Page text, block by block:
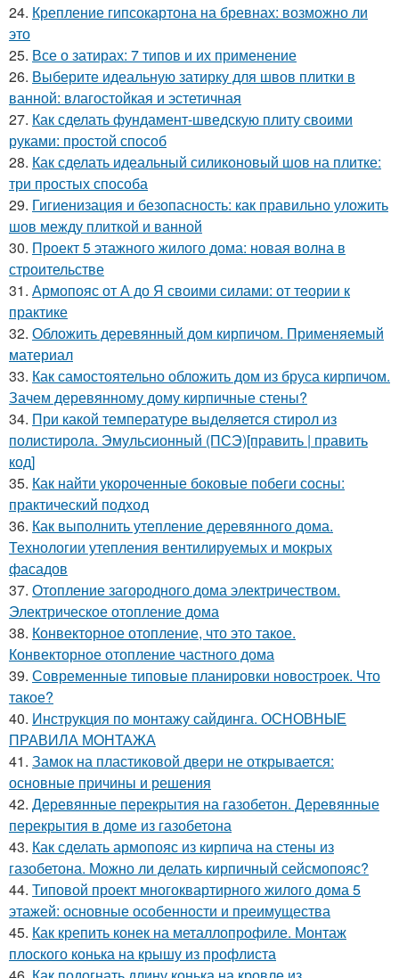
24. Крепление гипсокартона на бревнах: возможно ли
это
25. Все о затирах: 7 типов и их применение
26. Выберите идеальную затирку для швов плитки в
ванной: влагостойкая и эстетичная
27. Как сделать фундамент-шведскую плиту своими
руками: простой способ
28. Как сделать идеальный силиконовый шов на плитке:
три простых способа
29. Гигиенизация и безопасность: как правильно уложить
шов между плиткой и ванной
30. Проект 5 этажного жилого дома: новая волна в
строительстве
31. Армопояс от А до Я своими силами: от теории к
практике
32. Обложить деревянный дом кирпичом. Применяемый
материал
33. Как самостоятельно обложить дом из бруса кирпичом.
Зачем деревянному дому кирпичные стены?
34. При какой температуре выделяется стирол из
полистирола. Эмульсионный (ПСЭ)[править | править
код]
35. Как найти укороченные боковые побеги сосны:
практический подход
36. Как выполнить утепление деревянного дома.
Технологии утепления вентилируемых и мокрых
фасадов
37. Отопление загородного дома электричеством.
Электрическое отопление дома
38. Конвекторное отопление, что это такое.
Конвекторное отопление частного дома
39. Современные типовые планировки новостроек. Что
такое?
40. Инструкция по монтажу сайдинга. ОСНОВНЫЕ
ПРАВИЛА МОНТАЖА
41. Замок на пластиковой двери не открывается:
основные причины и решения
42. Деревянные перекрытия на газобетон. Деревянные
перекрытия в доме из газобетона
43. Как сделать армопояс из кирпича на стены из
газобетона. Можно ли делать кирпичный сейсмопояс?
44. Типовой проект многоквартирного жилого дома 5
этажей: основные особенности и преимущества
45. Как крепить конек на металлопрофиле. Монтаж
плоского конька на крышу из профлиста